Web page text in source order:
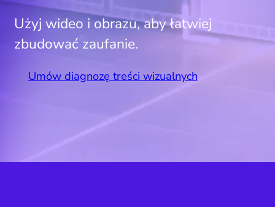
Użyj wideo i obrazu, aby łatwiej
zbudować zaufanie.
Umów diagnozę treści wizualnych